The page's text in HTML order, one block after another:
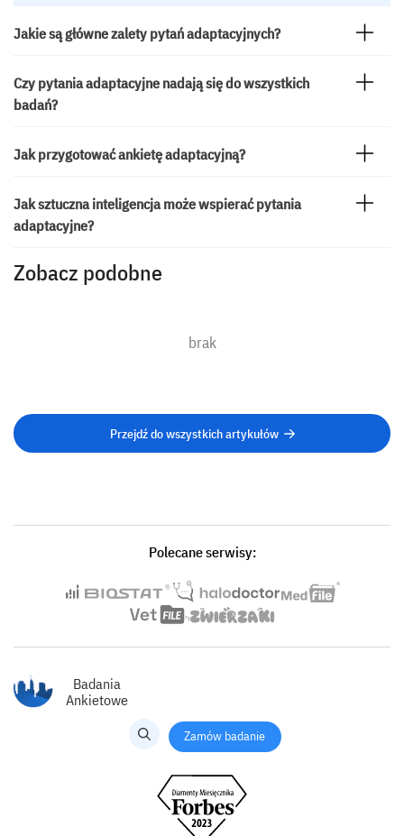
Jakie są główne zalety pytań adaptacyjnych?
Czy pytania adaptacyjne nadają się do wszystkich
badań?
Jak przygotować ankietę adaptacyjną?
Jak sztuczna inteligencja może wspierać pytania
adaptacyjne?
Zobacz podobne
brak
Przejdź do wszystkich artykułów
Polecane serwisy:
Badania
Ankietowe
Zamów badanie